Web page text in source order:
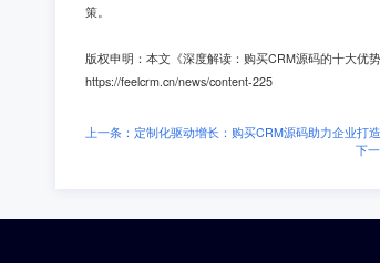
策。
版权申明：本文《深度解读：购买CRM源码的十大优
https://feelcrm.cn/news/content-225
上一条：定制化驱动增长：购买CRM源码助力企业打
下